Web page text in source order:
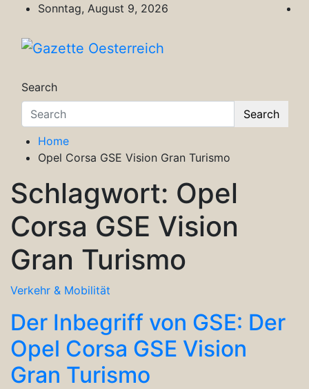
content
Sonntag, August 9, 2026
Search
Search
Home
Opel Corsa GSE Vision Gran Turismo
Schlagwort: Opel
Corsa GSE Vision
Gran Turismo
Verkehr & Mobilität
Der Inbegriff von GSE: Der
Opel Corsa GSE Vision
Gran Turismo